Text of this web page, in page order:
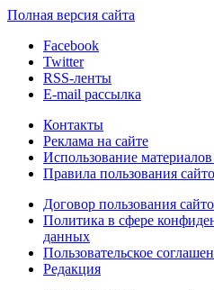
Полная версия сайта
Facebook
Twitter
RSS-ленты
E-mail рассылка
Контакты
Реклама на сайте
Использование
Правила пользования
Договор пользования
Политика в сфере
данных
Пользовательское
Редакция